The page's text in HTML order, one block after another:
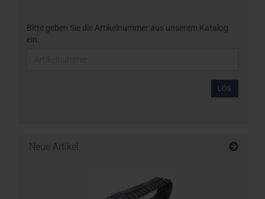
Bitte geben Sie die Artikelnummer aus unserem Katalog
ein.
LOS
Neue Artikel